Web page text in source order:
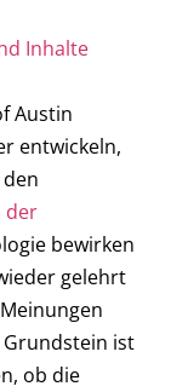
Inhalte
Austin
entwickeln,
der
bewirken
gelehrt
ist
ob die